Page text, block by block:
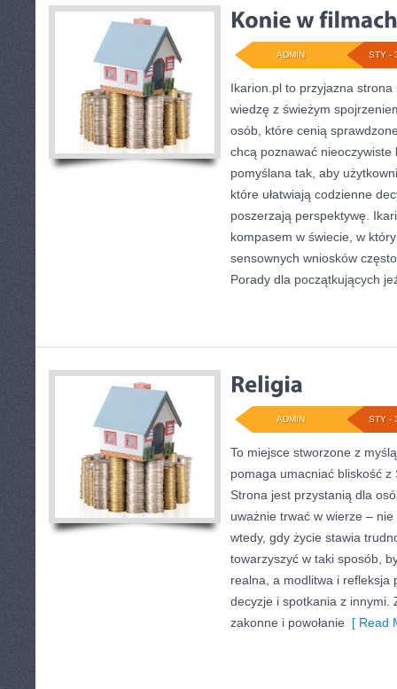
STY -
ADMIN
Ikarion.pl to przyjazna
wiedzę z świeżym
osób, które cenią
chcą poznawać nieoczywiste
pomyślana tak, aby
które ułatwiają codzienne
poszerzają perspektywę.
kompasem w świecie, w
sensownych wniosków
Porady dla początkujących
STY -
ADMIN
To miejsce stworzone z
pomaga umacniać bliskość
Strona jest przystanią dla
uważnie trwać w wierze –
wtedy, gdy życie stawia
towarzyszyć w taki sposób,
realna, a modlitwa i refleksja
decyzje i spotkania z innymi.
zakonne i powołanie [ Read